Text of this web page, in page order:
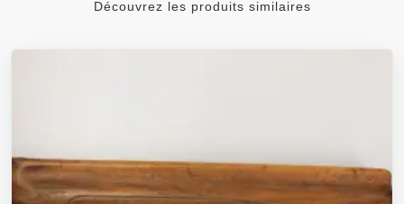
Découvrez les produits similaires